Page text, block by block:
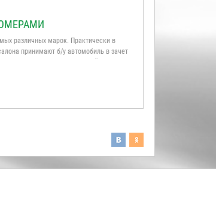
различных марок. Практически в
принимают б/у автомобиль в зачет
сотруднику не обойтись без